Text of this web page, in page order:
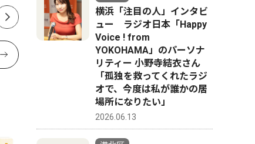
横浜「注目の人」インタビ
ュー ラジオ日本「Happy
Voice ! from
YOKOHAMA」のパーソナ
リティー 小野寺結衣さん
「孤独を救ってくれたラジ
オで、今度は私が誰かの居
場所になりたい」
2026.06.13